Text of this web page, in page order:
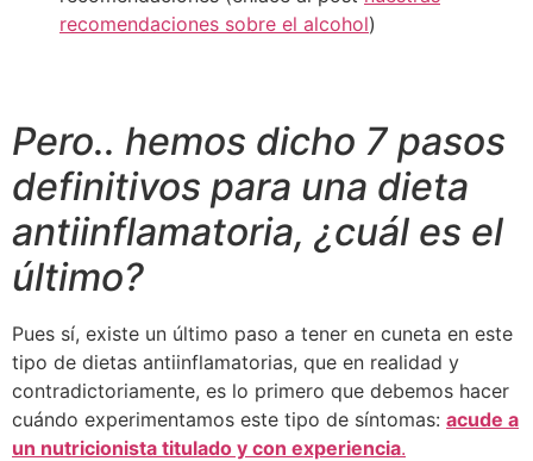
recomendaciones sobre el alcohol)
Pero.. hemos dicho 7 pasos
definitivos para una dieta
antiinflamatoria, ¿cuál es el
último?
Pues sí, existe un último paso a tener en cuneta en este
tipo de dietas antiinflamatorias, que en realidad y
contradictoriamente, es lo primero que debemos hacer
cuándo experimentamos este tipo de síntomas: acude a
un nutricionista titulado y con experiencia.